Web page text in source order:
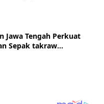
Jawa Tengah Perkuat
Sepak takraw